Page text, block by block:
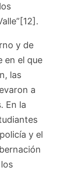
y de
en el que
las
a
En la
y el